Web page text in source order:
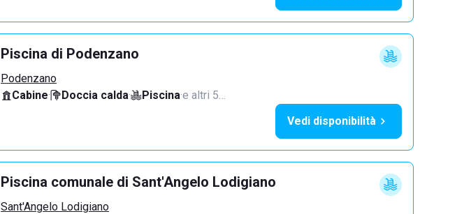
Piscina di Podenzano
Podenzano
Cabine· Doccia calda· Piscina·e altri 5…
Vedi disponibilità
Piscina comunale di Sant'Angelo Lodigiano
Sant'Angelo Lodigiano